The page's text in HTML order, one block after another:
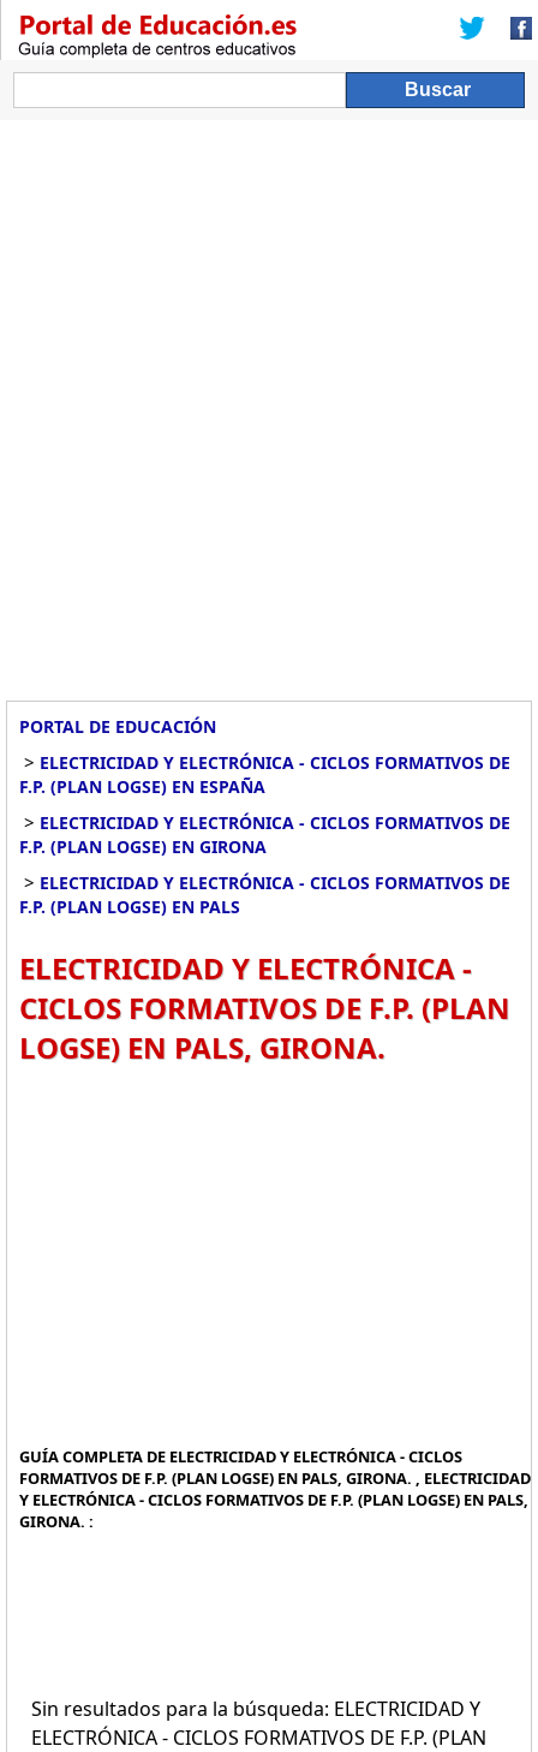
PORTAL DE EDUCACIÓN
> ELECTRICIDAD Y ELECTRÓNICA - CICLOS FORMATIVOS DE
F.P. (PLAN LOGSE) EN ESPAÑA
> ELECTRICIDAD Y ELECTRÓNICA - CICLOS FORMATIVOS DE
F.P. (PLAN LOGSE) EN GIRONA
> ELECTRICIDAD Y ELECTRÓNICA - CICLOS FORMATIVOS DE
F.P. (PLAN LOGSE) EN PALS
ELECTRICIDAD Y ELECTRÓNICA -
CICLOS FORMATIVOS DE F.P. (PLAN
LOGSE) EN PALS, GIRONA.
GUÍA COMPLETA DE ELECTRICIDAD Y ELECTRÓNICA - CICLOS
FORMATIVOS DE F.P. (PLAN LOGSE) EN PALS, GIRONA. , ELECTRICIDAD
Y ELECTRÓNICA - CICLOS FORMATIVOS DE F.P. (PLAN LOGSE) EN PALS,
GIRONA. :
Sin resultados para la búsqueda: ELECTRICIDAD Y
ELECTRÓNICA - CICLOS FORMATIVOS DE F.P. (PLAN